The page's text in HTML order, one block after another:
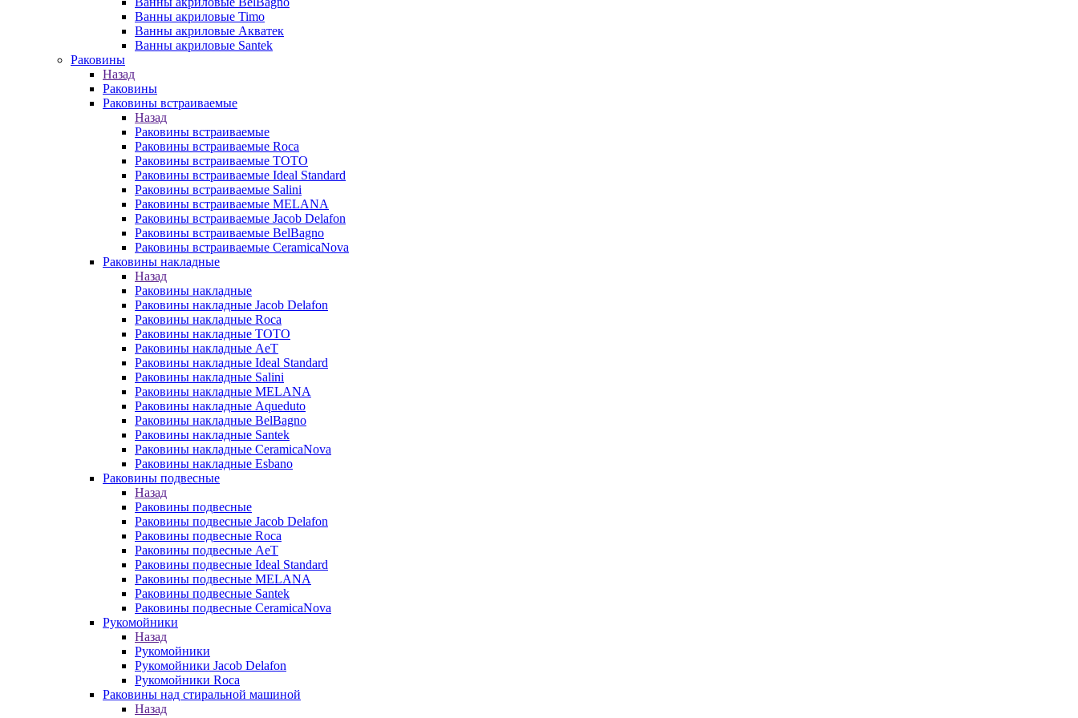
Ванны акриловые Timo
Ванны акриловые Акватек
Ванны акриловые Santek
Раковины
Назад
Раковины
Раковины встраиваемые
Назад
Раковины встраиваемые
Раковины встраиваемые Roca
Раковины встраиваемые TOTO
Раковины встраиваемые Ideal Standard
Раковины встраиваемые Salini
Раковины встраиваемые MELANA
Раковины встраиваемые Jacob Delafon
Раковины встраиваемые BelBagno
Раковины встраиваемые CeramicaNova
Раковины накладные
Назад
Раковины накладные
Раковины накладные Jacob Delafon
Раковины накладные Roca
Раковины накладные TOTO
Раковины накладные AeT
Раковины накладные Ideal Standard
Раковины накладные Salini
Раковины накладные MELANA
Раковины накладные Aqueduto
Раковины накладные BelBagno
Раковины накладные Santek
Раковины накладные CeramicaNova
Раковины накладные Esbano
Раковины подвесные
Назад
Раковины подвесные
Раковины подвесные Jacob Delafon
Раковины подвесные Roca
Раковины подвесные AeT
Раковины подвесные Ideal Standard
Раковины подвесные MELANA
Раковины подвесные Santek
Раковины подвесные CeramicaNova
Рукомойники
Назад
Рукомойники
Рукомойники Jacob Delafon
Рукомойники Roca
Раковины над стиральной машиной
Назад